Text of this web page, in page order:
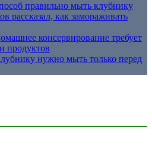
правильно мыть клубнику
рассказал, как замораживать
консервирование требует
продуктов
нужно мыть только перед